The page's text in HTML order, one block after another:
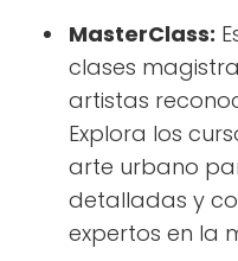
MasterClass:
clases
artistas
Explora los
arte urbano
detalladas y
expertos en la